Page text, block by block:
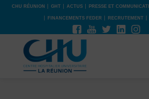
CHU RÉUNION GHT ACTUS PRESSE ET
FINANCEMENTS FEDER RECRUTEMENT